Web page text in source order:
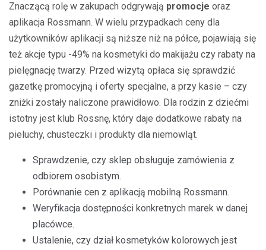
Znaczącą rolę w zakupach odgrywają promocje oraz
aplikacja Rossmann. W wielu przypadkach ceny dla
użytkowników aplikacji są niższe niż na półce, pojawiają się
też akcje typu -49% na kosmetyki do makijażu czy rabaty na
pielęgnację twarzy. Przed wizytą opłaca się sprawdzić
gazetkę promocyjną i oferty specjalne, a przy kasie – czy
zniżki zostały naliczone prawidłowo. Dla rodzin z dziećmi
istotny jest klub Rossnę, który daje dodatkowe rabaty na
pieluchy, chusteczki i produkty dla niemowląt.
Sprawdzenie, czy sklep obsługuje zamówienia z
odbiorem osobistym.
Porównanie cen z aplikacją mobilną Rossmann.
Weryfikacja dostępności konkretnych marek w danej
placówce.
Ustalenie, czy dział kosmetyków kolorowych jest